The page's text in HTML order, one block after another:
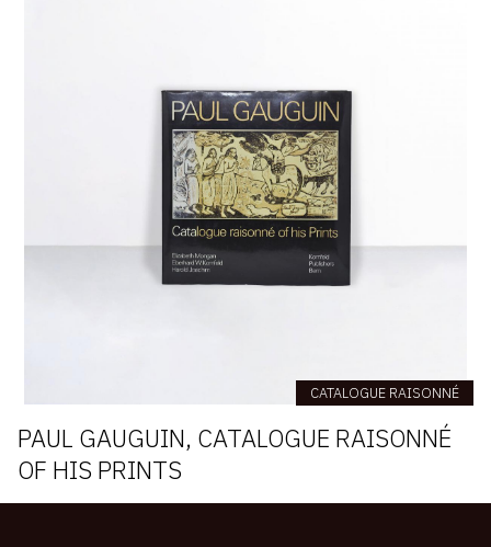
CATALOGUE RAISONNÉ
PAUL GAUGUIN, CATALOGUE RAISONNÉ
OF HIS PRINTS